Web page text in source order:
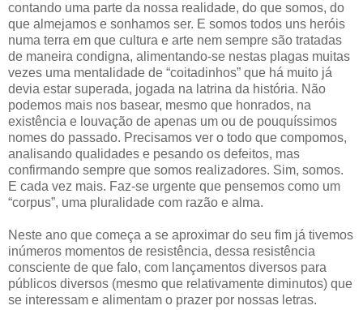
contando uma parte da nossa realidade, do que somos, do
que almejamos e sonhamos ser. E somos todos uns heróis
numa terra em que cultura e arte nem sempre são tratadas
de maneira condigna, alimentando-se nestas plagas muitas
vezes uma mentalidade de “coitadinhos” que há muito já
devia estar superada, jogada na latrina da história. Não
podemos mais nos basear, mesmo que honrados, na
existência e louvação de apenas um ou de pouquíssimos
nomes do passado. Precisamos ver o todo que compomos,
analisando qualidades e pesando os defeitos, mas
confirmando sempre que somos realizadores. Sim, somos.
E cada vez mais. Faz-se urgente que pensemos como um
“corpus”, uma pluralidade com razão e alma.
Neste ano que começa a se aproximar do seu fim já tivemos
inúmeros momentos de resistência, dessa resistência
consciente de que falo, com lançamentos diversos para
públicos diversos (mesmo que relativamente diminutos) que
se interessam e alimentam o prazer por nossas letras.